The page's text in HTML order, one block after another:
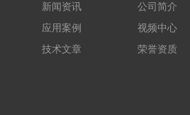
新闻资讯
应用案例
技术文章
公司简介
视频中心
荣誉资质